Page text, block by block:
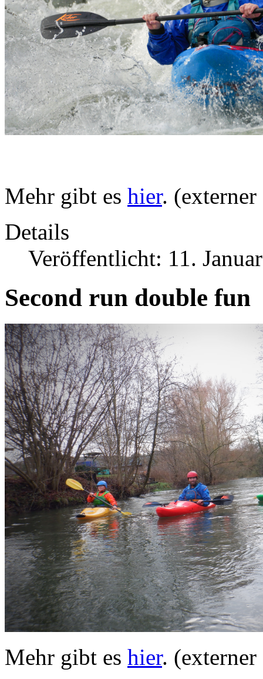
Mehr gibt es hier.
Details
Veröffentlicht: 11.
Second run double fun
Mehr gibt es hier.